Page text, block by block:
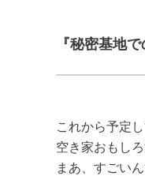
『秘密基地
これから予定
空き家おもし
まあ、すごいん